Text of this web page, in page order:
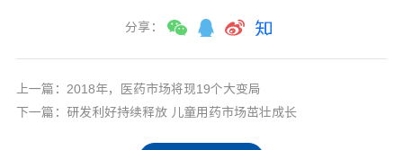
分享：
上一篇：2018年，医药市场将现19个大变局
下一篇：研发利好持续释放 儿童用药市场茁壮成长